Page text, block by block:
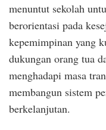
menuntut sekolah
berorientasi pada
kepemimpinan yang
dukungan orang tua
menghadapi masa
membangun sistem
berkelanjutan.